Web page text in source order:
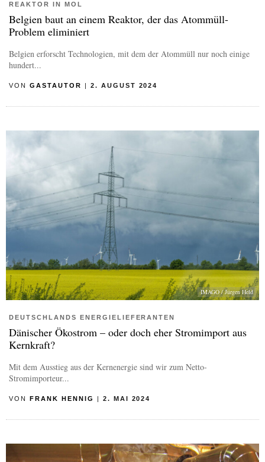
REAKTOR IN MOL
Belgien baut an einem Reaktor, der das Atommüll-
Problem eliminiert
Belgien erforscht Technologien, mit dem der Atommüll nur noch einige
hundert...
VON GASTAUTOR 2. AUGUST 2024
IMAGO / Jürgen Held
DEUTSCHLANDS ENERGIELIEFERANTEN
Dänischer Ökostrom – oder doch eher Stromimport aus
Kernkraft?
Mit dem Ausstieg aus der Kernenergie sind wir zum Netto-
Stromimporteur...
VON FRANK HENNIG | 2. MAI 2024